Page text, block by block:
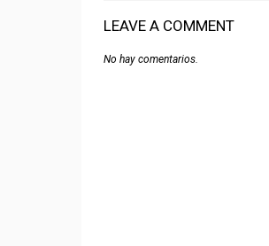
LEAVE A COMMENT
No hay comentarios.